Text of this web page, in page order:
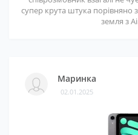
супер крута штука порівняно
земля з
Маринка
02.01.2025